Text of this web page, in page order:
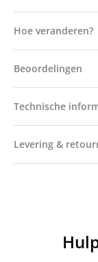
Hoe veranderen?
Beoordelingen
Technische
Levering &